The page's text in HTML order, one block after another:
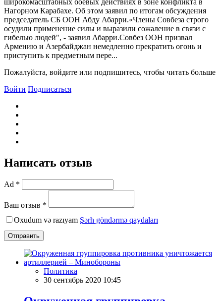
широкомасштабных боевых действиях в зоне конфликта в
Нагорном Карабахе. Об этом заявил по итогам обсуждения
председатель СБ ООН Абду Абарри.«Члены Совбеза строго
осудили применение силы и выразили сожаление в связи с
гибелью людей", - заявил Абарри.Совбез ООН призвал
Армению и Азербайджан немедленно прекратить огонь и
приступить к предметным пере...
Пожалуйста, войдите или подпишитесь, чтобы читать больше
Войти Подписаться
Написать отзыв
Ad *
Ваш отзыв *
Oxudum və razıyam Şərh göndərmə qaydaları
Отправить
Политика
30 сентябрь 2020 10:45